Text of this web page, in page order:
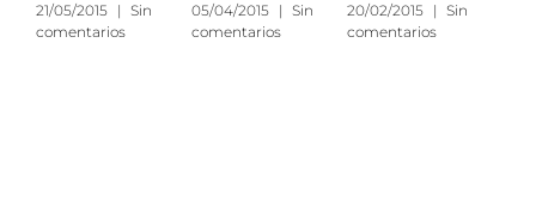
21/05/2015 | Sin
comentarios
05/04/2015 | Sin
comentarios
20/02/2015 | Sin
comentarios